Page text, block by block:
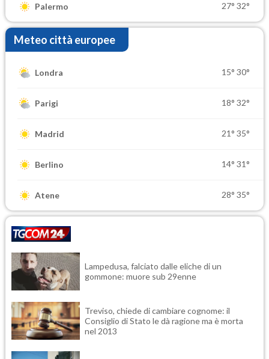
Palermo 27° 32°
Meteo città europee
Londra 15° 30°
Parigi 18° 32°
Madrid 21° 35°
Berlino 14° 31°
Atene 28° 35°
Lampedusa, falciato dalle eliche di un
gommone: muore sub 29enne
Treviso, chiede di cambiare cognome: il
Consiglio di Stato le dà ragione ma è morta
nel 2013